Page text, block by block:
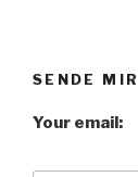
SENDE
Your email: